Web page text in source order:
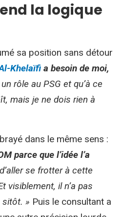
la logique
sa position sans détour
Khelaïfi a besoin de moi,
rôle au PSG et qu’à ce
mais je ne dois rien à
dans le même sens :
parce que l’idée l’a
se frotter à cette
visiblement, il n’a pas
sitôt. » Puis le consultant a